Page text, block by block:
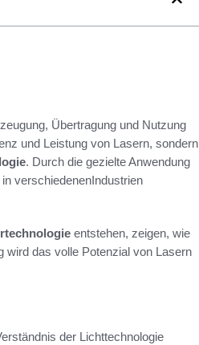
Übertragung und Nutzung
und Leistung von Lasern, sondern
. Durch die gezielte Anwendung
verschiedenenIndustrien
entstehen, zeigen, wie
wird das volle Potenzial von Lasern
der Lichttechnologie